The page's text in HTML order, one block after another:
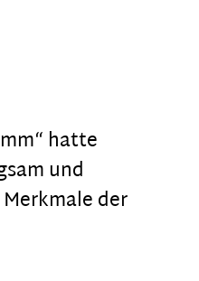
hatte
und
der